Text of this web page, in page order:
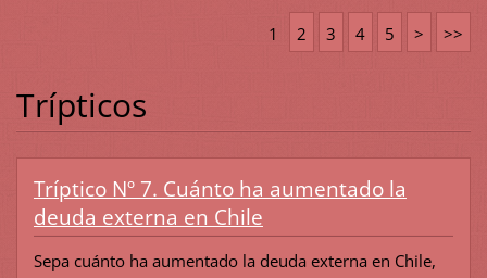
1 2 3 4 5 > >>
Trípticos
Tríptico Nº 7. Cuánto ha aumentado la
deuda externa en Chile
Sepa cuánto ha aumentado la deuda externa en Chile,